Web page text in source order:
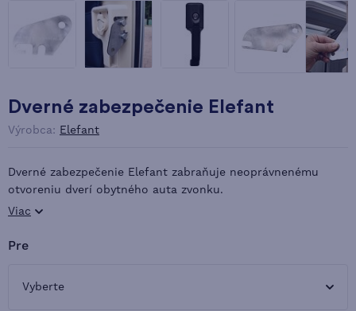
Dverné zabezpečenie Elefant
Výrobca: Elefant
Dverné zabezpečenie Elefant zabraňuje neoprávnenému
otvoreniu dverí obytného auta zvonku.
Viac
pre
Vyberte